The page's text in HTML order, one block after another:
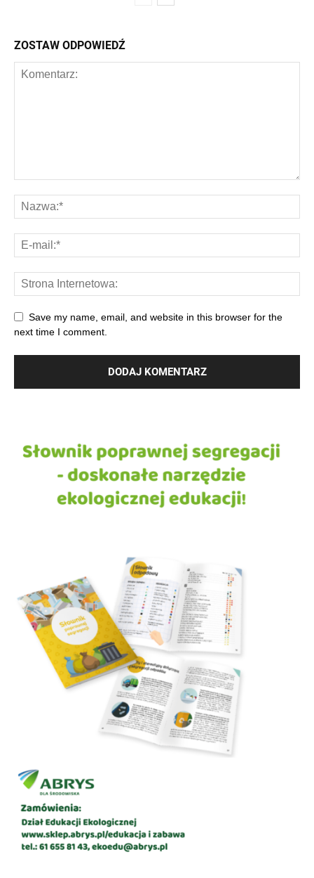
ZOSTAW ODPOWIEDŹ
Save my name, email, and website in this browser for the
next time I comment.